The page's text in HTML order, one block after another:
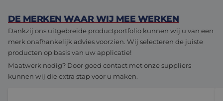
DE MERKEN WAAR WIJ MEE WERKEN
Dankzij ons uitgebreide productportfolio kunnen wij u van een
merk onafhankelijk advies voorzien. Wij selecteren de juiste
producten op basis van uw applicatie!
Maatwerk nodig? Door goed contact met onze suppliers
kunnen wij die extra stap voor u maken.